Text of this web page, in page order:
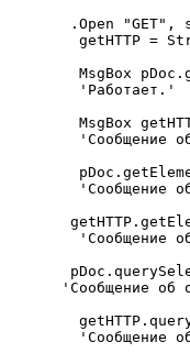
.Open "GET",
getHTTP =
MsgBox
        'Работает.'
MsgBox
'Сообщение
'Сообщение
'Сообщение
'Сообщение об
'Сообщение